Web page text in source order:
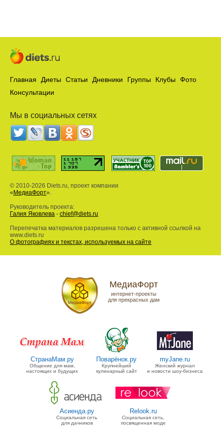
Главная Диеты Статьи Дневники Группы Клубы
Фото
Консультации
Мы в социальных сетях
© 2010-2026 Diets.ru, проект компании
« МедиаФорт».
Руководитель проекта:
Галия Яковлева - chief@diets.ru
Перепечатка материалов разрешена только с активной ссылкой на
www.diets.ru
О фотографиях и текстах, используемых на сайте
МедиаФорт
интернет-проекты
для прекрасных дам
СтранаМам.ру
Общение для мам,
настоящих и будущих
Поварёнок.ру
Крупнейший
кулинарный сайт
myJane.ru
Женский журнал
и новости шоу-бизнеса
Асиенда.ру
Социальная сеть
для дачников
Relook.ru
Социальная сеть,
посвященная моде